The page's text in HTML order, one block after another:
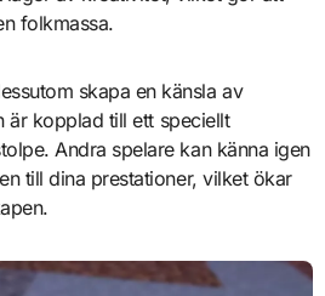
folkmassa.
skapa en känsla av
är kopplad till ett speciellt
Andra spelare kan känna igen
till dina prestationer, vilket ökar